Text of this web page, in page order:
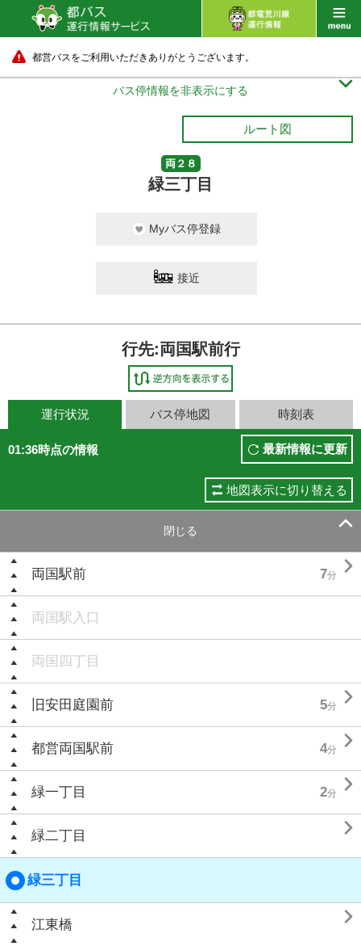
都営バスをご利用いただきありがとうございます。
バス停情報を非表示にする 
ルート図
両２８
緑三丁目
Myバス停登録
接近
行先:両国駅前行
運行状況 バス停地図 時刻表
01:36時点の情報 最新情報に更新
地図表示に切り替える
閉じる 
両国駅前 7分 
両国駅入口
両国四丁目
旧安田庭園前 5分 
都営両国駅前 4分 
緑一丁目 2分 
緑二丁目 
緑三丁目
江東橋 